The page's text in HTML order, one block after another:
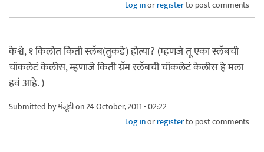
Log inorregisterto post comments
केश्वे, १ किलोत किती स्लॅब(तुकडे) होत्या? (म्हणजे तू एका स्लॅबची
चॉकलेटं केलीस, म्हणाजे किती ग्रॅम स्लॅबची चॉकलेटं केलीस हे मला
हवं आहे. )
Submitted byमंजूडीon 24 October, 2011 - 02:22
Log inorregisterto post comments